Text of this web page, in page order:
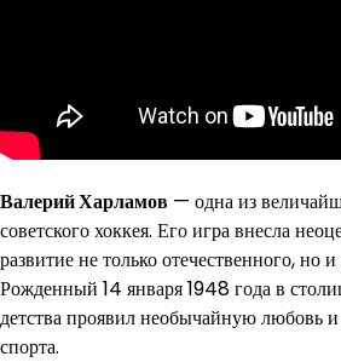
Валерий Харламов — одна из
советского хоккея. Его игра внесла
развитие не только отечественного, но
Рожденный 14 января 1948 года в
детства проявил необычайную любовь
спорта.